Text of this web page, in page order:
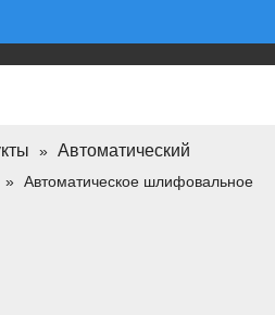
» Автоматический
» Автоматическое шлифовальное